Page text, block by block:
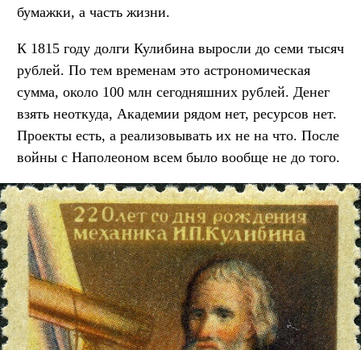
бумажки, а часть жизни.
К 1815 году долги Кулибина выросли до семи тысяч
рублей. По тем временам это астрономическая
сумма, около 100 млн сегодняшних рублей. Денег
взять неоткуда, Академии рядом нет, ресурсов нет.
Проекты есть, а реализовывать их не на что. После
войны с Наполеоном всем было вообще не до того.